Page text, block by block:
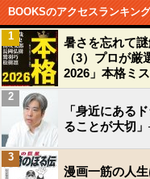
BOOKSのアクセスランキング
暑さを忘れて
（3）プロが
2026」本格ミ
1
「身近にある
ることが大切
2
漫画一筋の人
3